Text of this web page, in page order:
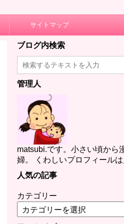
サイトマップ
ブログ内検索
管理人
matsubi.です。小さい頃から
婦。 くわしいプロフィールは
人気の記事
カテゴリー